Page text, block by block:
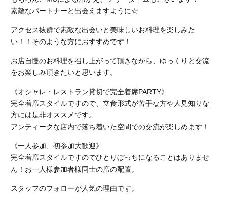
素敵なパートナーと出会えますように☆
アクセス抜群で素敵な出会いと美味しいお料理を楽しみた
い！！そのような方におすすめです！
お店自慢のお料理を召し上がって頂きながら、ゆっくりと交流
をお楽しみ頂きたいと思います。
《オシャレ・レストラン貸切で完全着席PARTY》
完全着席スタイルですので、立食形式が苦手な方や人見知りな
方には是非オススメです。
アンティークな店内で落ち着いた空間での交流が楽しめます！
《一人参加、初参加大歓迎》
完全着席スタイルですのでひとりぼっちになることはありませ
ん！お一人様参加者様同士の席の配置。
スタッフのフォローが人気の理由です。